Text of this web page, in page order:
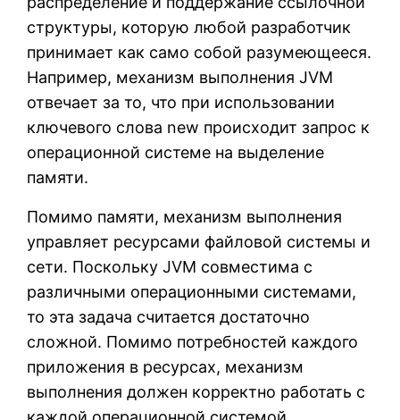
структуры, которую любой разработчик
принимает как само собой разумеющееся.
Например, механизм выполнения JVM
отвечает за то, что при использовании
ключевого слова new происходит запрос к
операционной системе на выделение
памяти.
Помимо памяти, механизм выполнения
управляет ресурсами файловой системы и
сети. Поскольку JVM совместима с
различными операционными системами,
то эта задача считается достаточно
сложной. Помимо потребностей каждого
приложения в ресурсах, механизм
выполнения должен корректно работать с